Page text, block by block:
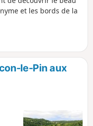
et les bords de la
le-Pin aux